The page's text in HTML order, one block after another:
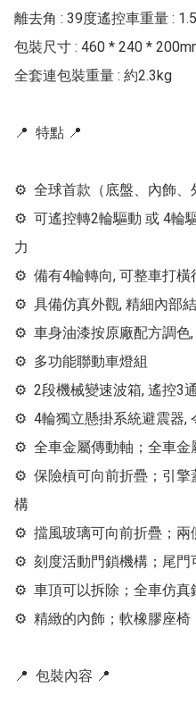
離去角 : 39度遙控車重量 :
包裝尺寸 : 460 * 240 *
全套連包裝重量 : 約2.3kg
📍  特點 📍
⚙  全球首款（底盤、內飾、
⚙  可遙控轉2輪驅動 或 4輪
力
⚙  備有4輪轉向, 可整車打橫
⚙  具備仿真外觀, 精細內部
⚙  車身油漆按原廠配方調色
⚙  多功能聯動車燈組
⚙  2段機械變速波箱, 遙控3
⚙  4輪獨立懸掛系統避震器,
⚙  全車金屬傳動軸；全車金
⚙  保險槓可向前折疊；引
構
⚙  擋風玻璃可向前折疊；兩
⚙  刻度活動門鎖機構；尾門
⚙  車頂可以拆除；全車仿真
⚙  精緻的內飾；軟橡膠座椅
📍  包裝內容 📍